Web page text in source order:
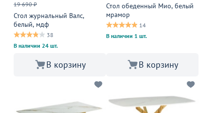
19 690 ₽
Стол журнальный Валс,
белый, мдф
38
В наличии 24 шт.
В корзину
Стол обеденный Мио, белый
мрамор
14
В наличии 1 шт.
В корзину